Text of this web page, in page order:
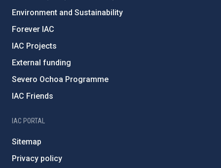
Environment and Sustainability
Forever IAC
IAC Projects
External funding
Severo Ochoa Programme
IAC Friends
IAC PORTAL
Sitemap
Privacy policy